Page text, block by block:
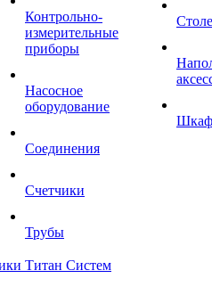
Контрольно-
измерительные
приборы
Насосное
оборудование
Соединения
Счетчики
Трубы